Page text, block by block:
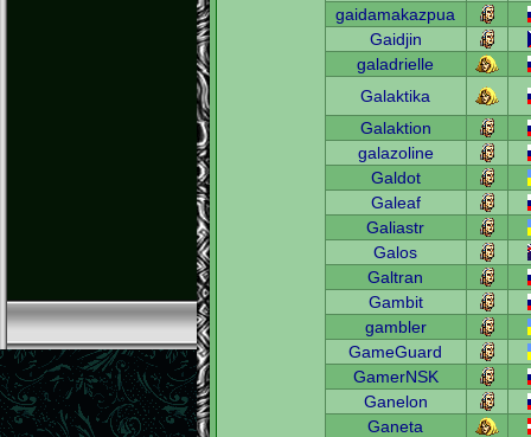
gaidamakazpua
Gaidjin
galadrielle
Galaktika
Galaktion
galazoline
Galdot
Galeaf
Galiastr
Galos
Galtran
Gambit
gambler
GameGuard
GamerNSK
Ganelon
Ganeta